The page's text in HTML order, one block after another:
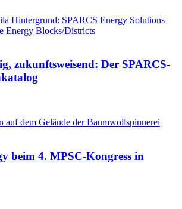
zukunftsweisend: Der SPARCS-
beim 4. MPSC-Kongress in